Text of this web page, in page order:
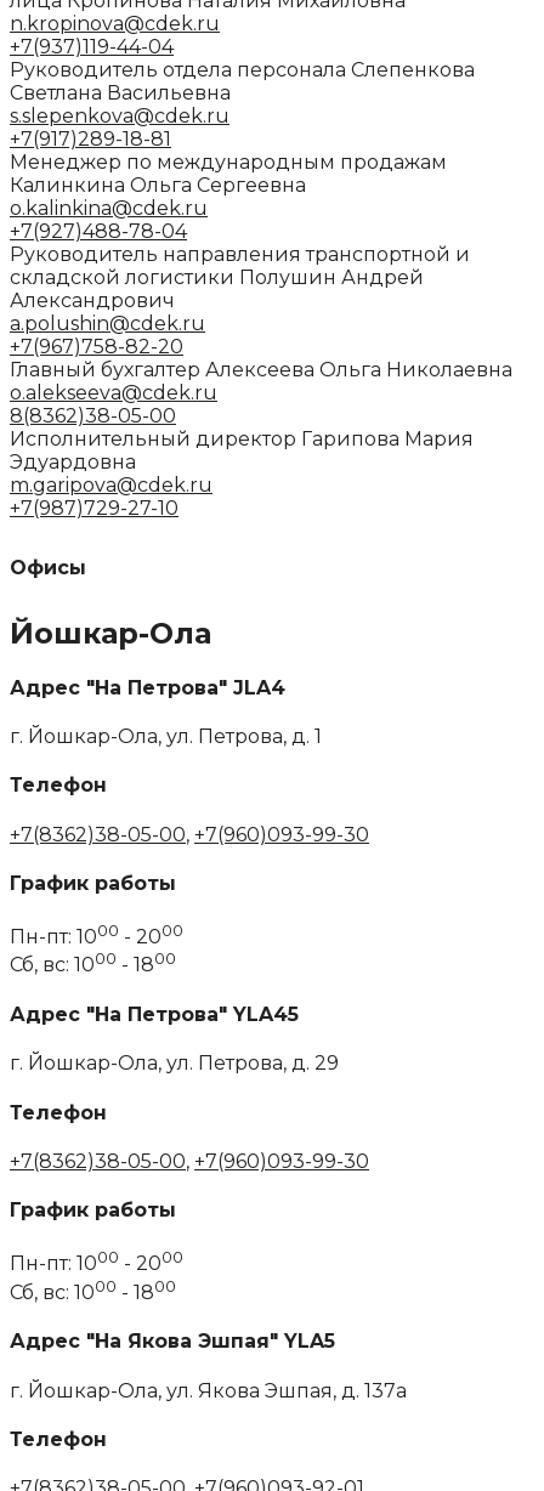
n.kropinova@cdek.ru
+7(937)119-44-04
Руководитель отдела персонала Слепенкова
Светлана Васильевна
s.slepenkova@cdek.ru
+7(917)289-18-81
Менеджер по международным продажам
Калинкина Ольга Сергеевна
o.kalinkina@cdek.ru
+7(927)488-78-04
Руководитель направления транспортной и
складской логистики Полушин Андрей
Александрович
a.polushin@cdek.ru
+7(967)758-82-20
Главный бухгалтер Алексеева Ольга Николаевна
o.alekseeva@cdek.ru
8(8362)38-05-00
Исполнительный директор Гарипова Мария
Эдуардовна
m.garipova@cdek.ru
+7(987)729-27-10
Офисы
Йошкар-Ола
Адрес "На Петрова" JLA4
г. Йошкар-Ола, ул. Петрова, д. 1
Телефон
+7(8362)38-05-00, +7(960)093-99-30
График работы
Пн-пт: 1000 - 2000
Сб, вс: 1000 - 1800
Адрес "На Петрова" YLA45
г. Йошкар-Ола, ул. Петрова, д. 29
Телефон
+7(8362)38-05-00, +7(960)093-99-30
График работы
Пн-пт: 1000 - 2000
Сб, вс: 1000 - 1800
Адрес "На Якова Эшпая" YLA5
г. Йошкар-Ола, ул. Якова Эшпая, д. 137а
Телефон